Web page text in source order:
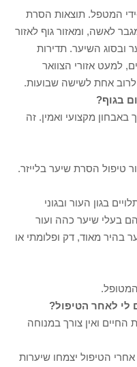
המטפל. תוצאות הסרת
לאשה, ומאזור גוף לאזור
ובסוג השיער. תדירות
למעט אזורי הצוואר
לרוב אחת לשישה שבועות.
בגוף?
מקצועי ואמין. זה
טיפול הסרת שיער בלייזר.
בגון העור ובגוני
בעלי שיער כהה ועור
בהיר מאוד, דק ופלומתי או
לי לאחר הטיפול?
ואין צורך במנוחה
הטיפול יצמחו שיערות